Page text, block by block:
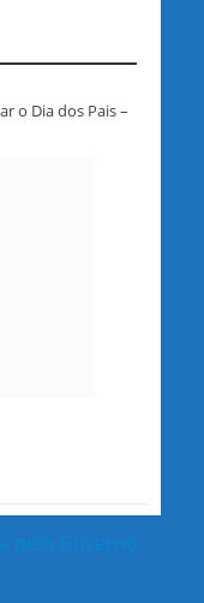
o Dia dos Pais –
pelo Governo